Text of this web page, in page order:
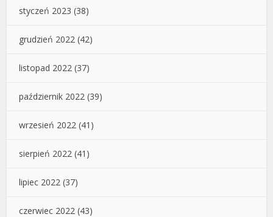
styczeń 2023 (38)
grudzień 2022 (42)
listopad 2022 (37)
październik 2022 (39)
wrzesień 2022 (41)
sierpień 2022 (41)
lipiec 2022 (37)
czerwiec 2022 (43)